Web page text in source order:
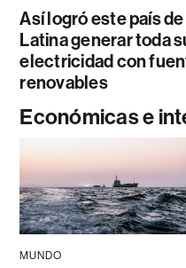
Así logró este país
Latina generar toda
electricidad con
renovables
Económicas e
MUNDO